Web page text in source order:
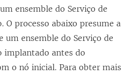
ensemble do Serviço de
O processo abaixo presume a
um ensemble do Serviço de
implantado antes do
o nó inicial. Para obter mais